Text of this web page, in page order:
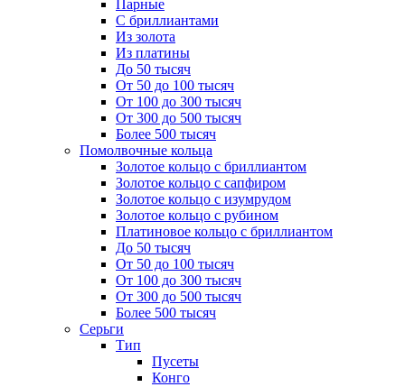
Парные
С бриллиантами
Из золота
Из платины
До 50 тысяч
От 50 до 100 тысяч
От 100 до 300 тысяч
От 300 до 500 тысяч
Более 500 тысяч
Помолвочные кольца
Золотое кольцо с бриллиантом
Золотое кольцо с сапфиром
Золотое кольцо с изумрудом
Золотое кольцо с рубином
Платиновое кольцо с бриллиантом
До 50 тысяч
От 50 до 100 тысяч
От 100 до 300 тысяч
От 300 до 500 тысяч
Более 500 тысяч
Серьги
Тип
Пусеты
Конго